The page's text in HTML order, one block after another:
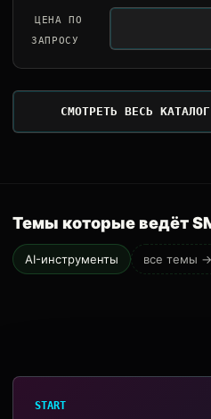
ЦЕНА ПО
ЗАПРОСУ
СМОТРЕТЬ ВЕСЬ
Темы которые ведёт
AI-инструменты все темы →
START